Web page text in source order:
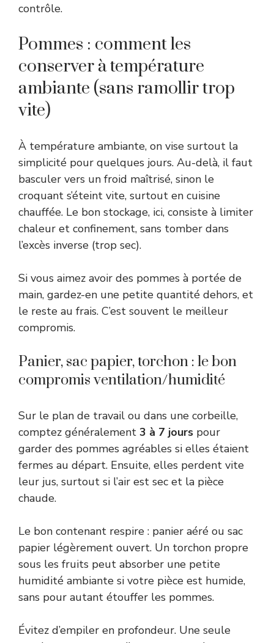
contrôle.
Pommes : comment les
conserver à température
ambiante (sans ramollir trop
vite)
À température ambiante, on vise surtout la
simplicité pour quelques jours. Au-delà, il faut
basculer vers un froid maîtrisé, sinon le
croquant s’éteint vite, surtout en cuisine
chauffée. Le bon stockage, ici, consiste à limiter
chaleur et confinement, sans tomber dans
l’excès inverse (trop sec).
Si vous aimez avoir des pommes à portée de
main, gardez-en une petite quantité dehors, et
le reste au frais. C’est souvent le meilleur
compromis.
Panier, sac papier, torchon : le bon
compromis ventilation/humidité
Sur le plan de travail ou dans une corbeille,
comptez généralement 3 à 7 jours pour
garder des pommes agréables si elles étaient
fermes au départ. Ensuite, elles perdent vite
leur jus, surtout si l’air est sec et la pièce
chaude.
Le bon contenant respire : panier aéré ou sac
papier légèrement ouvert. Un torchon propre
sous les fruits peut absorber une petite
humidité ambiante si votre pièce est humide,
sans pour autant étouffer les pommes.
Évitez d’empiler en profondeur. Une seule